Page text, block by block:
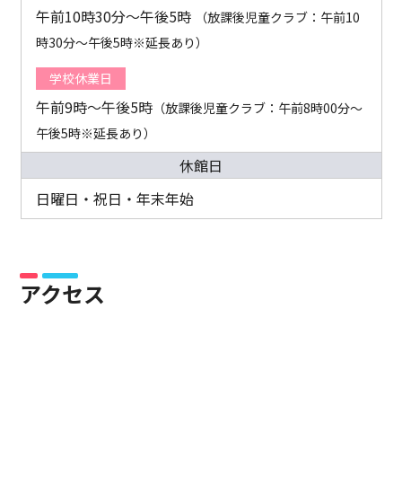
午前10時30分～午後5時
（放課後児童クラブ：午前10
時30分～午後5時※延長あり）
学校休業日
午前9時～午後5時（放課後児童クラブ：午前8時00分～
午後5時※延長あり）
休館日
日曜日・祝日・年末年始
アクセス